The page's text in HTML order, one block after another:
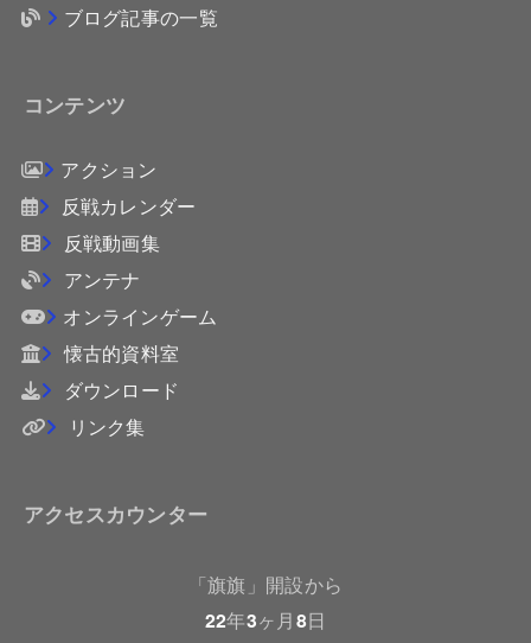
ブログ記事の一覧
コンテンツ
アクション
反戦カレンダー
反戦動画集
アンテナ
オンラインゲーム
懐古的資料室
ダウンロード
リンク集
アクセスカウンター
「旗旗」開設から
22年3ヶ月8日